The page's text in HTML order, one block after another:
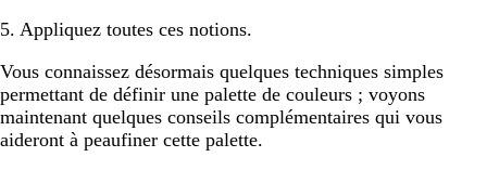
5. Appliquez toutes ces notions.
Vous connaissez désormais quelques techniques simples
permettant de définir une palette de couleurs ; voyons
maintenant quelques conseils complémentaires qui vous
aideront à peaufiner cette palette.